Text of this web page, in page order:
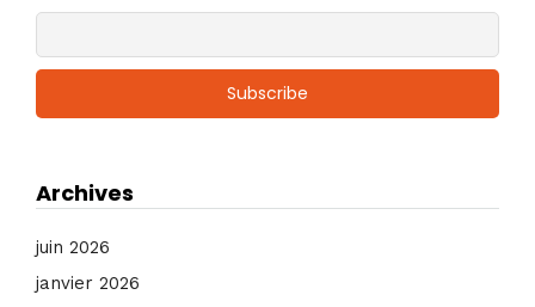
Archives
juin 2026
janvier 2026